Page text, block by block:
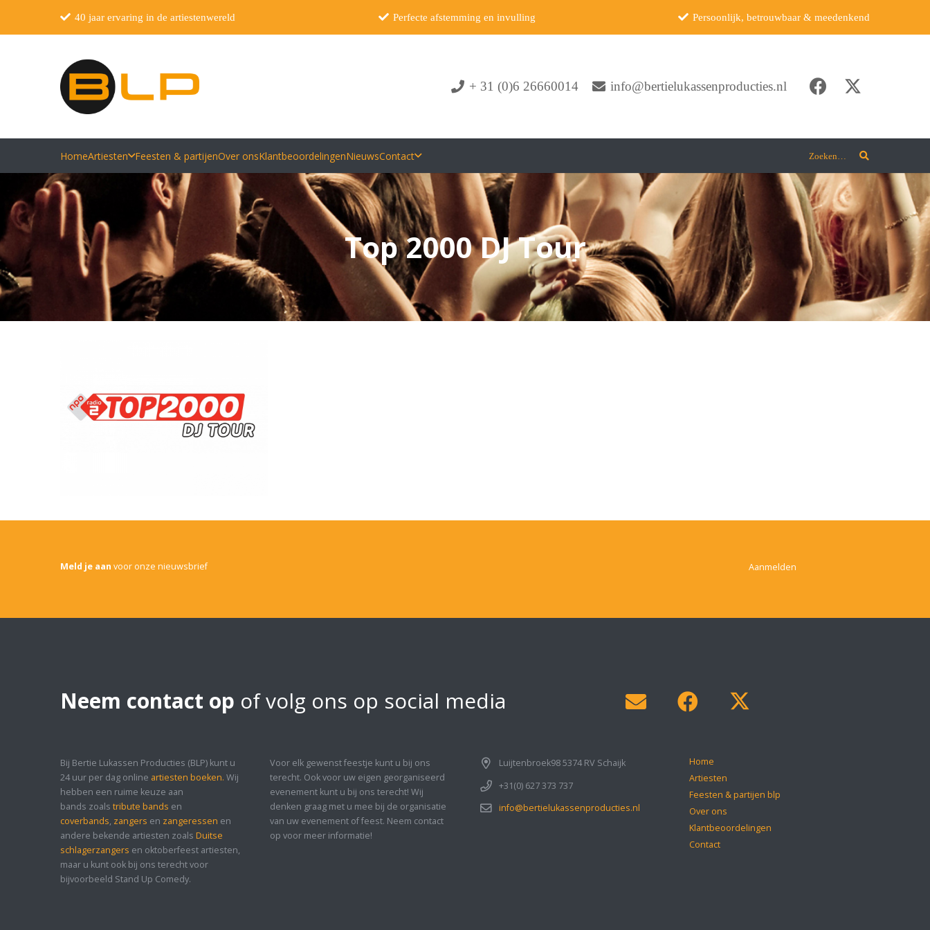
40 jaar ervaring in de artiestenwereld Perfecte afstemming en invulling Persoonlijk, betrouwbaar & meedenkend
+ 31 (0)6 26660014 info@bertielukassenproducties.nl
HomeArtiesten Feesten & partijenOver onsKlantbeoordelingenNieuwsContact Zoeken…
Top 2000 DJ Tour
Meld je aan voor onze nieuwsbrief Aanmelden
Neem contact op of volg ons op social media
Bij Bertie Lukassen Producties (BLP) kunt u
24 uur per dag online artiesten boeken. Wij
hebben een ruime keuze aan
bands zoals tribute bands en
coverbands, zangers en zangeressen en
andere bekende artiesten zoals Duitse
schlagerzangers en oktoberfeest artiesten,
maar u kunt ook bij ons terecht voor
bijvoorbeeld Stand Up Comedy.
Voor elk gewenst feestje kunt u bij ons
terecht. Ook voor uw eigen georganiseerd
evenement kunt u bij ons terecht! Wij
denken graag met u mee bij de organisatie
van uw evenement of feest. Neem contact
op voor meer informatie!
Luijtenbroek98 5374 RV Schaijk
+31(0) 627 373 737
info@bertielukassenproducties.nl
Home
Artiesten
Feesten & partijen blp
Over ons
Klantbeoordelingen
Contact